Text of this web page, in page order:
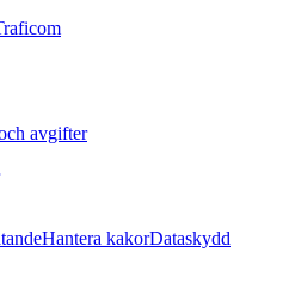
avgifter
Hantera kakorDataskydd